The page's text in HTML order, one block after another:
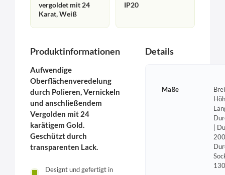
vergoldet mit 24
Karat, Weiß
IP20
Produktinformationen
Aufwendige
Oberflächenveredelung
durch Polieren, Vernickeln
und anschließendem
Vergolden mit 24
karätigem Gold.
Geschützt durch
transparenten Lack.
Designt und gefertigt in
Details
Maße
|